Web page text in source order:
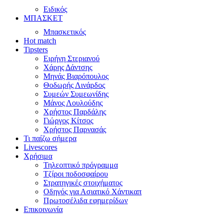
Ειδικός
ΜΠΑΣΚΕΤ
Μπασκετικός
Hot match
Tipsters
Ειρήνη Στεριανού
Χάρης Δάντσης
Μηνάς Βιαρόπουλος
Θοδωρής Λινάρδος
Συμεών Συμεωνίδης
Μάνος Λουλούδης
Χρήστος Παρδάλης
Γιώργος Κίτσος
Χρήστος Παρνασάς
Τι παίζω σήμερα
Livescores
Χρήσιμα
Τηλεοπτικό πρόγραμμα
Τζίροι ποδοσφαίρου
Στρατηγικές στοιχήματος
Οδηγός για Ασιατικό Χάντικαπ
Πρωτοσέλιδα εφημερίδων
Επικοινωνία